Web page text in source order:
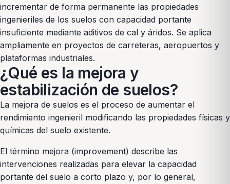
incrementar de forma permanente las propiedades
ingenieriles de los suelos con capacidad portante
insuficiente mediante aditivos de cal y áridos. Se aplica
ampliamente en proyectos de carreteras, aeropuertos y
plataformas industriales.
¿Qué es la mejora y
estabilización de suelos?
La mejora de suelos es el proceso de aumentar el
rendimiento ingenieril modificando las propiedades físicas y
químicas del suelo existente.
El término mejora (improvement) describe las
intervenciones realizadas para elevar la capacidad
portante del suelo a corto plazo y, por lo general,